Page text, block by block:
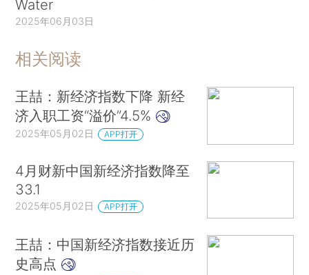
Water
2025年06月03日
相关阅读
王喆：新经济指数下降 新经
济入职工资“溢价”4.5%
2025年05月02日 APP打开
4月财新中国新经济指数降至
33.1
2025年05月02日 APP打开
王喆：中国新经济指数接近历
史高点